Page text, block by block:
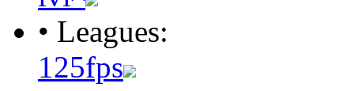
• Leagues:
125fps